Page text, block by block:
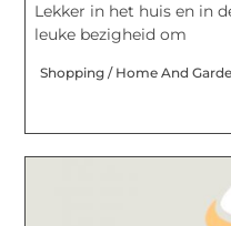
Lekker in het huis en in
leuke bezigheid om
Shopping / Home And